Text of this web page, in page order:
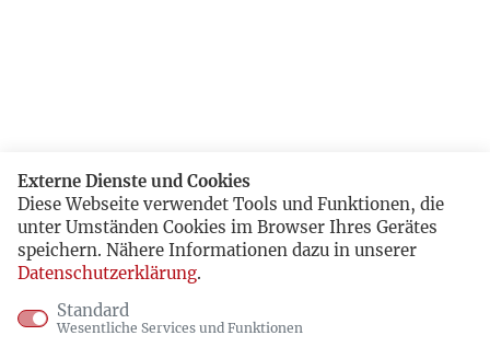
Externe Dienste und Cookies
Diese Webseite verwendet Tools und Funktionen, die
unter Umständen Cookies im Browser Ihres Gerätes
speichern. Nähere Informationen dazu in unserer
Datenschutzerklärung.
Standard
Wesentliche Services und Funktionen